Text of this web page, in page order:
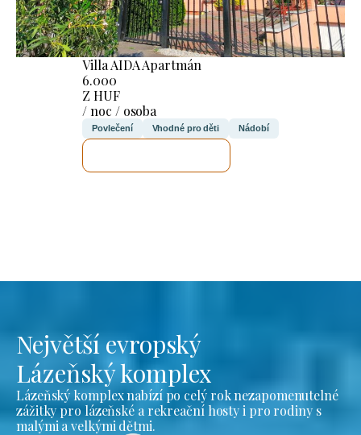
Villa AIDA Apartmán
6.000
Z HUF
/ noc / osoba
Povlečení Vhodné pro děti Nádobí
Největší evropský
Lázeňský komplex
Lázeňský komplex nabízí po celý rok nezapomenutelné
zážitky pro lázeňské a rekreační hosty i pro rodiny s
malými a velkými dětmi.